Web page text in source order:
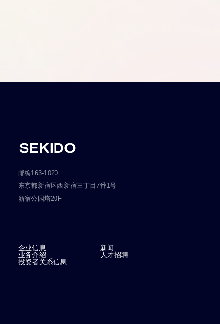
邮编163-1020
东京都新宿区西新宿三丁目7番1号
新宿公园塔20F
企业信息
新闻
业务介绍
人才招聘
投资者关系信息